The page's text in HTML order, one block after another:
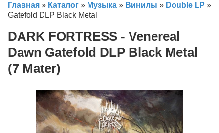
Главная » Каталог » Музыка » Винилы » Double LP »
Gatefold DLP Black Metal
DARK FORTRESS - Venereal
Dawn Gatefold DLP Black Metal
(7 Mater)